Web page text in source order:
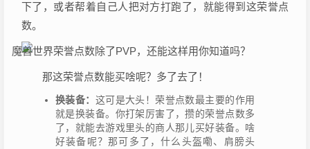
下了，或者帮着自己人把对方打跑了，就能得到这荣誉点
数。
那这荣誉点数能买啥呢？多了去了！
换装备： 这可是大头！荣誉点数最主要的作用
就是换装备。你打架厉害了，攒的荣誉点数多
了，就能去游戏里头的商人那儿买好装备。啥
好装备呢？那可多了，什么头盔嘞、肩膀头